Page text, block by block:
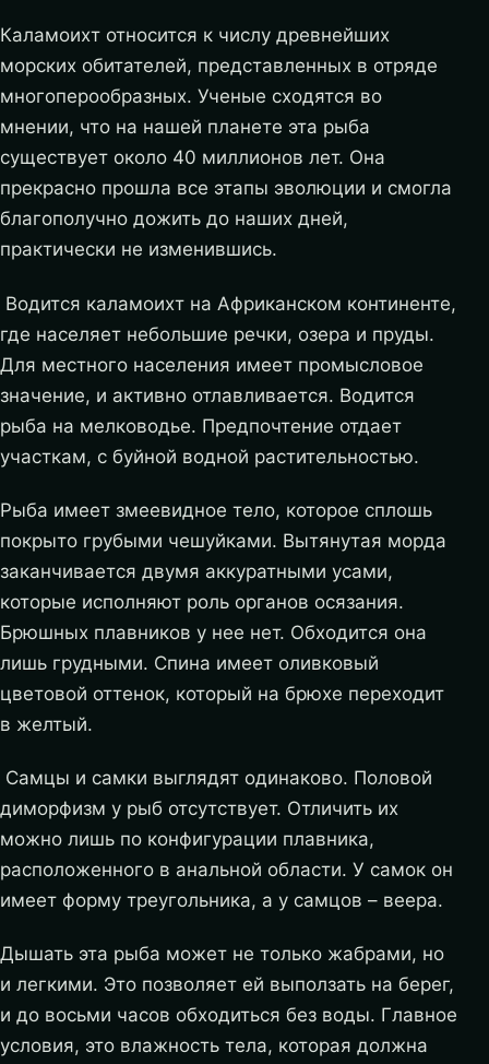
Каламоихт относится к числу древнейших
морских обитателей, представленных в отряде
многоперообразных. Ученые сходятся во
мнении, что на нашей планете эта рыба
существует около 40 миллионов лет. Она
прекрасно прошла все этапы эволюции и смогла
благополучно дожить до наших дней,
практически не изменившись.
Водится каламоихт на Африканском континенте,
где населяет небольшие речки, озера и пруды.
Для местного населения имеет промысловое
значение, и активно отлавливается. Водится
рыба на мелководье. Предпочтение отдает
участкам, с буйной водной растительностью.
Рыба имеет змеевидное тело, которое сплошь
покрыто грубыми чешуйками. Вытянутая морда
заканчивается двумя аккуратными усами,
которые исполняют роль органов осязания.
Брюшных плавников у нее нет. Обходится она
лишь грудными. Спина имеет оливковый
цветовой оттенок, который на брюхе переходит
в желтый.
Самцы и самки выглядят одинаково. Половой
диморфизм у рыб отсутствует. Отличить их
можно лишь по конфигурации плавника,
расположенного в анальной области. У самок он
имеет форму треугольника, а у самцов – веера.
Дышать эта рыба может не только жабрами, но
и легкими. Это позволяет ей выползать на берег,
и до восьми часов обходиться без воды. Главное
условия, это влажность тела, которая должна